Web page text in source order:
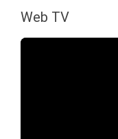
Web TV